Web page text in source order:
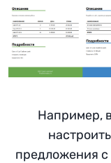
Например,
предложения с